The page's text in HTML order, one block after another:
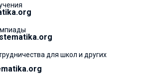
для школ и других